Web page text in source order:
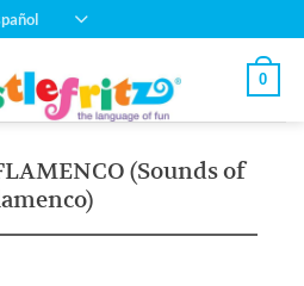
0
(Sounds of